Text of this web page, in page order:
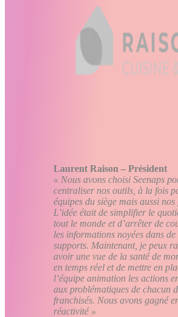
Laurent Raison – Président
« Nous avons choisi Seenaps
centraliser nos outils, à la fois
équipes du siège mais aussi nos
L’idée était de simplifier le
tout le monde et d’arrêter de
les informations noyées dans
supports. Maintenant, je peux
avoir une vue de la santé de
en temps réel et de mettre en
l’équipe animation les actions
aux problématiques de chacun
franchisés. Nous avons gagné
réactivité »